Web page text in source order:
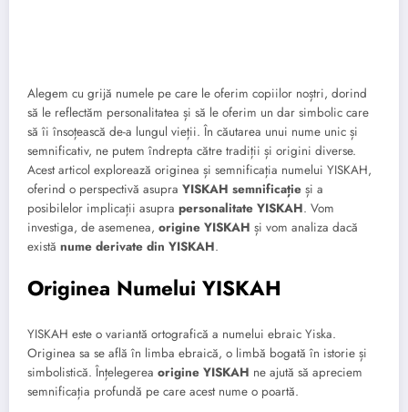
Alegem cu grijă numele pe care le oferim copiilor noștri, dorind
să le reflectăm personalitatea și să le oferim un dar simbolic care
să îi însoțească de-a lungul vieții. În căutarea unui nume unic și
semnificativ, ne putem îndrepta către tradiții și origini diverse.
Acest articol explorează originea și semnificația numelui YISKAH,
oferind o perspectivă asupra YISKAH semnificație și a
posibilelor implicații asupra personalitate YISKAH. Vom
investiga, de asemenea, origine YISKAH și vom analiza dacă
există nume derivate din YISKAH.
Originea Numelui YISKAH
YISKAH este o variantă ortografică a numelui ebraic Yiska.
Originea sa se află în limba ebraică, o limbă bogată în istorie și
simbolistică. Înțelegerea origine YISKAH ne ajută să apreciem
semnificația profundă pe care acest nume o poartă.